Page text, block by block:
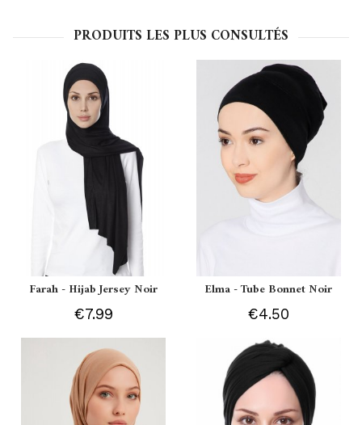
PRODUITS LES PLUS CONSULTÉS
Farah - Hijab Jersey Noir
€7.99
Elma - Tube Bonnet Noir
€4.50